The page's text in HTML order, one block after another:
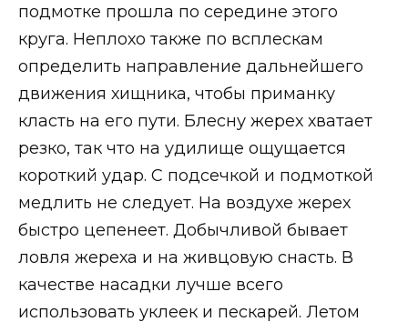
подмотке прошла по середине этого
круга. Неплохо также по всплескам
определить направление дальнейшего
движения хищника, чтобы приманку
класть на его пути. Блесну жерех хватает
резко, так что на удилище ощущается
короткий удар. С подсечкой и подмоткой
медлить не следует. На воздухе жерех
быстро цепенеет. Добычливой бывает
ловля жереха и на живцовую снасть. В
качестве насадки лучше всего
использовать уклеек и пескарей. Летом